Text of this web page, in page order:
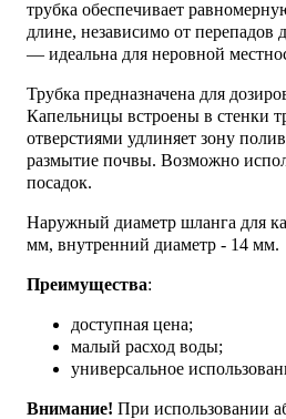
трубка обеспечивает
длине, независимо от перепадов
— идеальна для неровной
Трубка предназначена для
Капельницы встроены в стенки
отверстиями удлиняет зону
размытие почвы. Возможно
посадок.
Наружный диаметр шланга для
мм, внутренний диаметр - 14 мм.
Преимущества:
доступная цена;
малый расход воды;
универсальное
Внимание! При использовании